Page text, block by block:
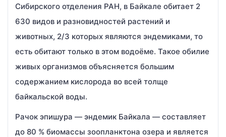
Сибирского отделения РАН, в Байкале обитает 2
630 видов и разновидностей растений и
животных, 2/3 которых являются эндемиками, то
есть обитают только в этом водоёме. Такое обилие
живых организмов объясняется большим
содержанием кислорода во всей толще
байкальской воды.
Рачок эпишура — эндемик Байкала — составляет
до 80 % биомассы зоопланктона озера и является